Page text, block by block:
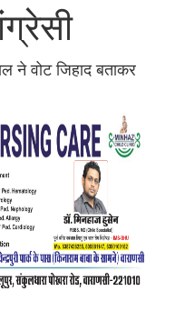
ने वोट जिहाद बताकर